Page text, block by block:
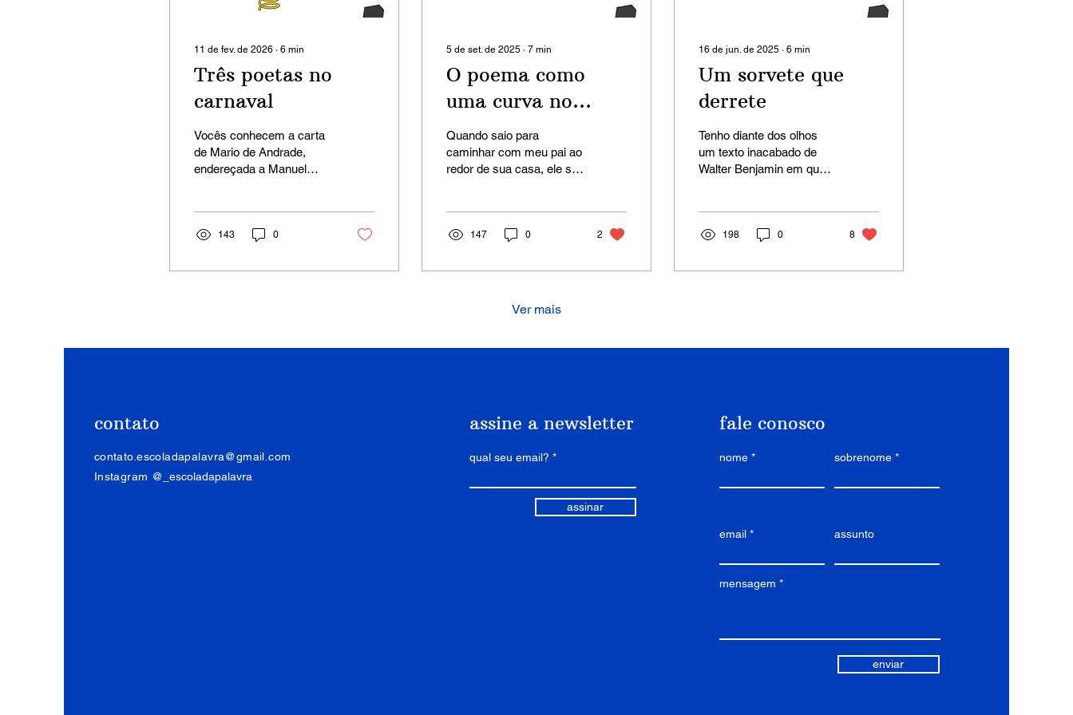
11 de fev. de 2026 ∙ 6 min
Três poetas no
carnaval
Vocês conhecem a carta
de Mario de Andrade,
endereçada a Manuel
“Meu Manuel...
perdi a vergonha, perdi a
acabou dedicando a
Bandeira os versos do
poema “Carnaval
143 0
5 de set. de 2025 ∙ 7 min
O poema como
uma curva no
espaço-tempo
Quando saio para
caminhar com meu pai ao
redor de sua casa, ele se
vamos...
147 0 2
16 de jun. de 2025 ∙ 6 min
Um sorvete que
derrete
Tenho diante dos olhos
um texto inacabado de
Walter Benjamin em que
198 0 8
Ver mais
contato
contato.escoladapalavra@gmail.com
Instagram @_escoladapalavra
assine a newsletter
qual seu email?
assinar
fale conosco
nome sobrenome
email assunto
mensagem
enviar